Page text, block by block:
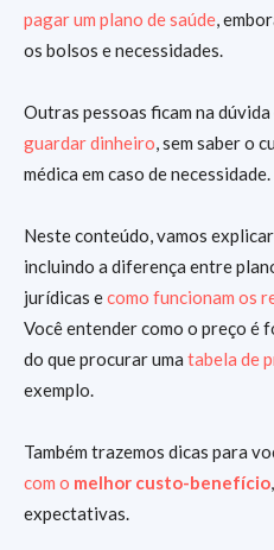
pagar um plano de saúde,
os bolsos e necessidades.
Outras pessoas ficam na
guardar dinheiro, sem saber o
médica em caso de necessidade.
Neste conteúdo, vamos
incluindo a diferença entre
jurídicas ecomo funcionam os
Você entender como o preço é
do que procurar uma tabela de
exemplo.
Também trazemos dicas para
com o melhor custo-benefício
expectativas.